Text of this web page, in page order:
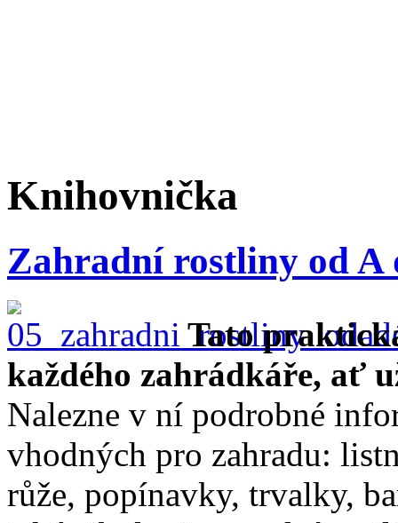
Knihovnička
Zahradní rostliny od A
Tato
každého zahrádkáře, ať
Nalezne v ní podrobné
vhodných pro zahradu:
růže, popínavky, trvalky,